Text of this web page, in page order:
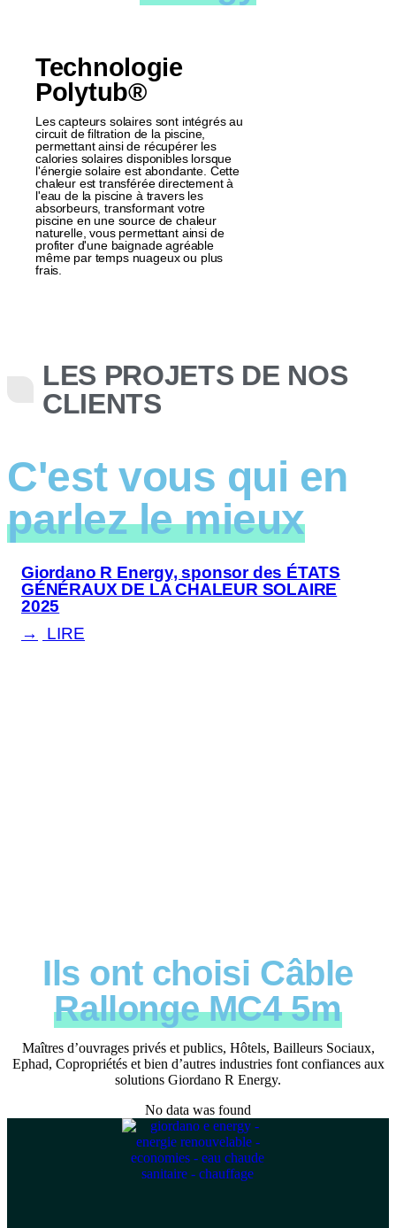
Technologie
Polytub®
Les capteurs solaires sont intégrés au
circuit de filtration de la piscine,
permettant ainsi de récupérer les
calories solaires disponibles lorsque
l'énergie solaire est abondante. Cette
chaleur est transférée directement à
l'eau de la piscine à travers les
absorbeurs, transformant votre
piscine en une source de chaleur
naturelle, vous permettant ainsi de
profiter d'une baignade agréable
même par temps nuageux ou plus
frais.
LES PROJETS DE NOS
CLIENTS
C'est vous qui en
parlez le mieux
Giordano R Energy, sponsor des ÉTATS
GÉNÉRAUX DE LA CHALEUR SOLAIRE
2025
LIRE
Ils ont choisi Câble
Rallonge MC4 5m
Maîtres d’ouvrages privés et publics, Hôtels, Bailleurs Sociaux,
Ephad, Copropriétés et bien d’autres industries font confiances aux
solutions Giordano R Energy.
No data was found